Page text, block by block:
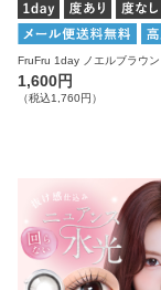
1,600円
（税込1,760円）